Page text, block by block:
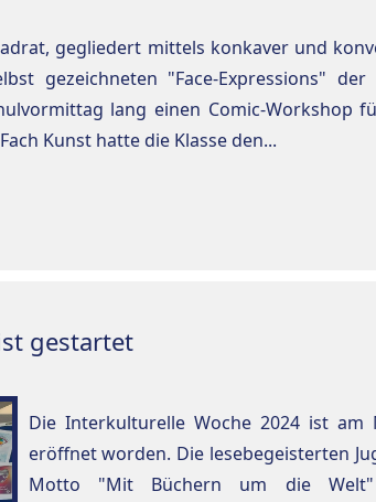
gegliedert mittels konkaver und
gezeichneten "Face-Expressions"
lang einen Comic-Workshop
Kunst hatte die Klasse den...
gestartet
Die Interkulturelle Woche 2024 ist
eröffnet worden. Die lesebegeisterten
Motto "Mit Büchern um die Welt"